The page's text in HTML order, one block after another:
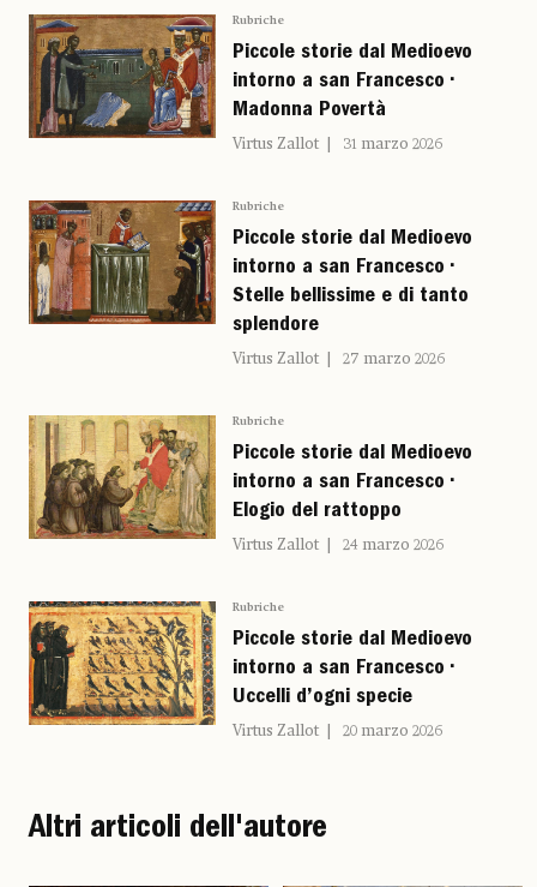
Rubriche
Piccole storie dal Medioevo
intorno a san Francesco •
Madonna Povertà
Virtus Zallot 31 marzo 2026
Rubriche
Piccole storie dal Medioevo
intorno a san Francesco •
Stelle bellissime e di tanto
splendore
Virtus Zallot 27 marzo 2026
Rubriche
Piccole storie dal Medioevo
intorno a san Francesco •
Elogio del rattoppo
Virtus Zallot 24 marzo 2026
Rubriche
Piccole storie dal Medioevo
intorno a san Francesco •
Uccelli d’ogni specie
Virtus Zallot 20 marzo 2026
Altri articoli dell'autore